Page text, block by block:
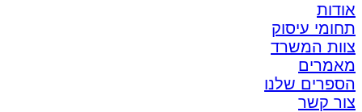
אודות
תחומי עיסוק
צוות המשרד
מאמרים
הספרים שלנו
צור קשר